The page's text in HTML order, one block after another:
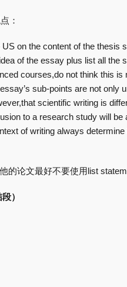
：
on the content of the thesis
of the essay plus list all the
courses,do not think this is
sub-points are not only
scientific writing is
to a research study will be
of writing always
的论文最好不要使用list
）